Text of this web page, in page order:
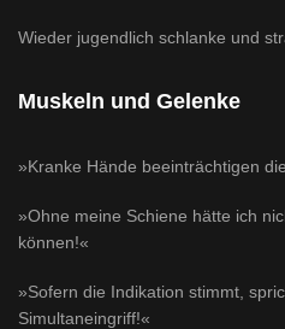
Wieder jugendlich schlanke und
Muskeln und Gelenke
»Kranke Hände beeinträchtigen
»Ohne meine Schiene hätte ich
können!«
»Sofern die Indikation stimmt,
Simultaneingriff!«